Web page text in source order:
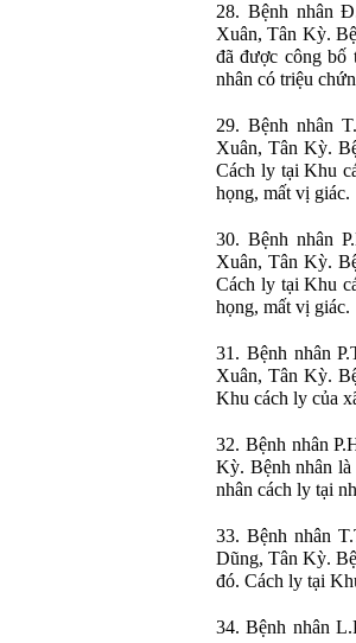
28. Bệnh nhân
Xuân, Tân Kỳ.
đã được công bố
nhân có triệu
29. Bệnh nhân
Xuân, Tân Kỳ.
Cách ly tại Khu
họng, mất vị giác.
30. Bệnh nhân
Xuân, Tân Kỳ.
Cách ly tại Khu
họng, mất vị giác.
31. Bệnh nhân
Xuân, Tân Kỳ.
Khu cách ly của
32. Bệnh nhân
Kỳ. Bệnh nhân
nhân cách ly tại
33. Bệnh nhân
Dũng, Tân Kỳ.
đó. Cách ly tại
34. Bệnh nhân